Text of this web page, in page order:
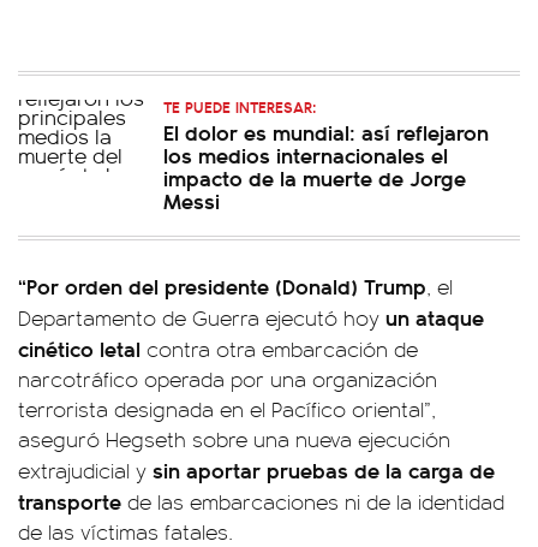
TE PUEDE INTERESAR:
El dolor es mundial: así reflejaron
los medios internacionales el
impacto de la muerte de Jorge
Messi
“Por orden del presidente (Donald) Trump, el
Departamento de Guerra ejecutó hoy un ataque
cinético letal contra otra embarcación de
narcotráfico operada por una organización
terrorista designada en el Pacífico oriental”,
aseguró Hegseth sobre una nueva ejecución
extrajudicial y sin aportar pruebas de la carga de
transporte de las embarcaciones ni de la identidad
de las víctimas fatales.